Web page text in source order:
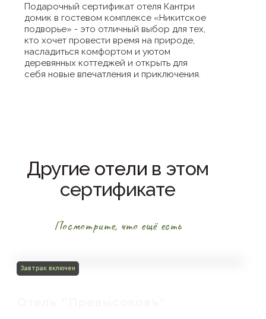
Подарочный сертификат отеля Кантри
домик в гостевом комплексе «Никитское
подворье» - это отличный выбор для тех,
кто хочет провести время на природе,
насладиться комфортом и уютом
деревянных коттеджей и открыть для
себя новые впечатления и приключения.
Другие отели в этом
сертификате
Посмотрите, что ещё есть
Завтрак включен